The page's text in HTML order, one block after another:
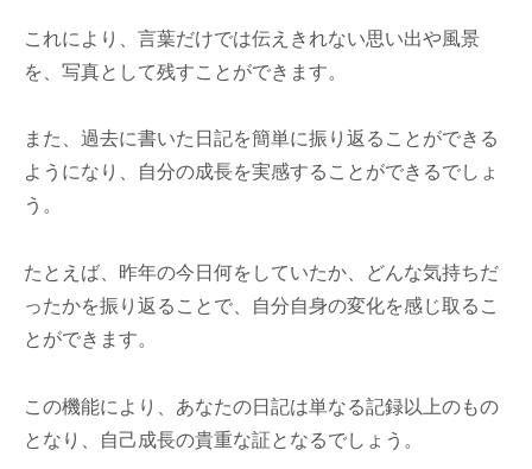
これにより、言葉だけでは伝えきれない思い出や風景
を、写真として残すことができます。
また、過去に書いた日記を簡単に振り返ることができる
ようになり、自分の成長を実感することができるでしょ
う。
たとえば、昨年の今日何をしていたか、どんな気持ちだ
ったかを振り返ることで、自分自身の変化を感じ取るこ
とができます。
この機能により、あなたの日記は単なる記録以上のもの
となり、自己成長の貴重な証となるでしょう。